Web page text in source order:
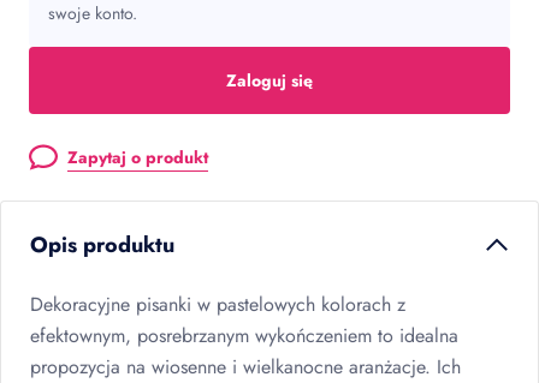
swoje konto.
Zaloguj się
Zapytaj o produkt
Opis produktu
Dekoracyjne pisanki w pastelowych kolorach z
efektownym, posrebrzanym wykończeniem to idealna
propozycja na wiosenne i wielkanocne aranżacje. Ich